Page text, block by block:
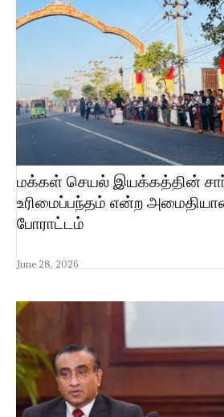
மக்கள் செயல் இயக்கத்தின்
உரிமைப்பந்தம் என்ற
போராட்டம்
June 28, 2026